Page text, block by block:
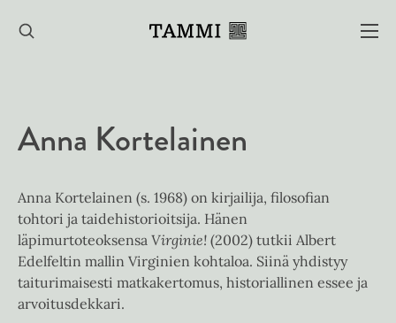
sisältöön
Anna Kortelainen
Anna Kortelainen (s. 1968) on kirjailija, filosofian
tohtori ja taidehistorioitsija. Hänen
läpimurtoteoksensa Virginie! (2002) tutkii Albert
Edelfeltin mallin Virginien kohtaloa. Siinä yhdistyy
taiturimaisesti matkakertomus, historiallinen essee ja
arvoitusdekkari.